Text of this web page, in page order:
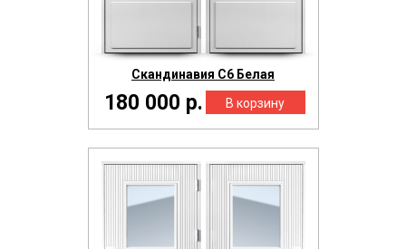
Скандинавия С6 Белая
180 000 р.